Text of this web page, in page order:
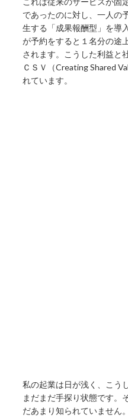
であったのに対し、一人の
生する「成果報酬型」を導
が予約をすると１名分の途
されます。こうした利益と
ＣＳＶ（Creating Shared
れています。
私の起業は日が浅く、こう
まだまだ手探り状態です。
だあまり知られていません